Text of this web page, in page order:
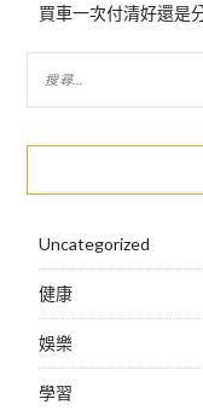
買車一次付清好還是
Uncategorized
健康
娛樂
學習